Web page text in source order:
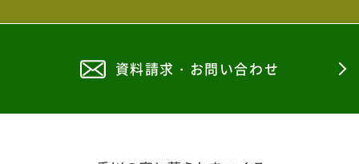
2025年9月
2025年8月
資料請求・お問い合わせ